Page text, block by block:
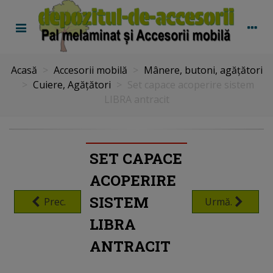
Acasă Accesorii mobilă
Mânere, butoni, agățători
Cuiere, Agățători
Prec.
SET CAPACE
ACOPERIRE
SISTEM
LIBRA
ANTRACIT
Urmă.